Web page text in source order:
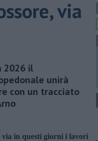
via
2026 il
unirà
con un tracciato
via in questi giorni i lavori